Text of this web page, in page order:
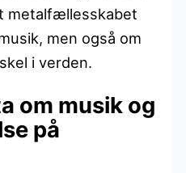
metalfællesskabet
men også om
i verden.
om musik og
på